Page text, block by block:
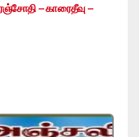
– காரைதீவு –